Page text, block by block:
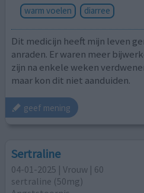
warm voelen
diarree
Dit medicijn heeft mijn leven
anraden. Er waren meer
zijn na enkele weken
maar kon dit niet aanduiden.
geef mening
Sertraline
04-01-2025 | Vrouw | 60
sertraline (50mg)